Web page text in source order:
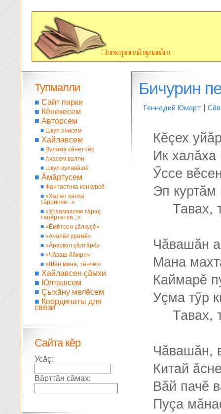
Электронлă вулавăш
Бичурин
Геннадий Юмарт |
Кĕçех
Ик халăха
Ӳссе
Эп куртăм
Тавах,
Чăвашăн
Мана
Каймарĕ
Уçма тӳр
Тавах,
Чăвашăн,
Китай
Вăй пачĕ
Пуçа
Тупмалли
■ Сайт пирки
■ Кĕнекесем
■ Авторсем
■ Шкул ачисем
■ Хайлавсем
■ Вулама сĕнетпĕр
■ Ачасем валли
■ Шкул вулавăшĕ
■ Ăмăртусем
■ Фантастика конкурсĕ
■ «Халап хапха
тăрринче...»
■ «Урхамахсем тăраç
тапăртатса...»
■ «Ĕмĕтсен çăлкуçĕ»
■ «Ачалăх урамĕ»
■ «Ăраскал çăлтăрĕ»
■ «Чăваш йăмри»
■ «Шан мана, тĕнче!»
■ Хайлавсен çăмхи
■ Юлташсем
■ Çыхăну мелĕсем
■ Координаты для
связи
Сайта кĕр
Усăç:
Вăрттăн сăмах: